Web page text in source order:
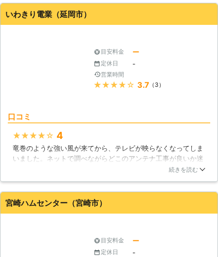
は相談を> アンテナの設置だけではな
風のあとからアンテナが不安定」とい
から対応していますので、お気軽にお
問合せください。 【実際の施工実績
（一例）】 ▼宮崎県都城市 作業内
容：アンテナの調節 料金：11,000円
ので、色んな人に有限会社総設を薦めています。
宮崎県 宮崎市 2016年11月13日
いわきり電業（延岡市）
目安料金 ー
定休日 -
営業時間
★★★★★ 3.7 （3）
口コミ
★★★★★ 4
竜巻のような強い風が来てから、テレビが映らなくなってしま
いました。ネットで調べながらどこのアンテナ工事が良いか迷
いましたが、こちらの会社が対応早そうだったので依頼しまし
1時間ほどだったので早い方です。
宮崎県 延岡市 2016年12月14日
続きを読む
宮崎ハムセンター（宮崎市）
目安料金 ー
定休日 -